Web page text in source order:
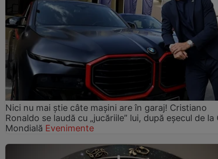
Nici nu mai știe câte mașini are în garaj! Cristiano
Ronaldo se laudă cu „jucăriile” lui, după eșecul de la
Mondială Evenimente